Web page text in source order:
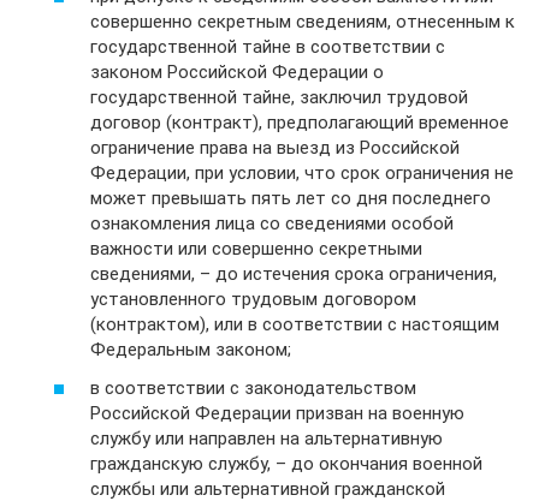
совершенно секретным сведениям, отнесенным к
государственной тайне в соответствии с
законом Российской Федерации о
государственной тайне, заключил трудовой
договор (контракт), предполагающий временное
ограничение права на выезд из Российской
Федерации, при условии, что срок ограничения не
может превышать пять лет со дня последнего
ознакомления лица со сведениями особой
важности или совершенно секретными
сведениями, – до истечения срока ограничения,
установленного трудовым договором
(контрактом), или в соответствии с настоящим
Федеральным законом;
в соответствии с законодательством
Российской Федерации призван на военную
службу или направлен на альтернативную
гражданскую службу, – до окончания военной
службы или альтернативной гражданской